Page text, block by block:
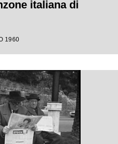
italiana di
1960